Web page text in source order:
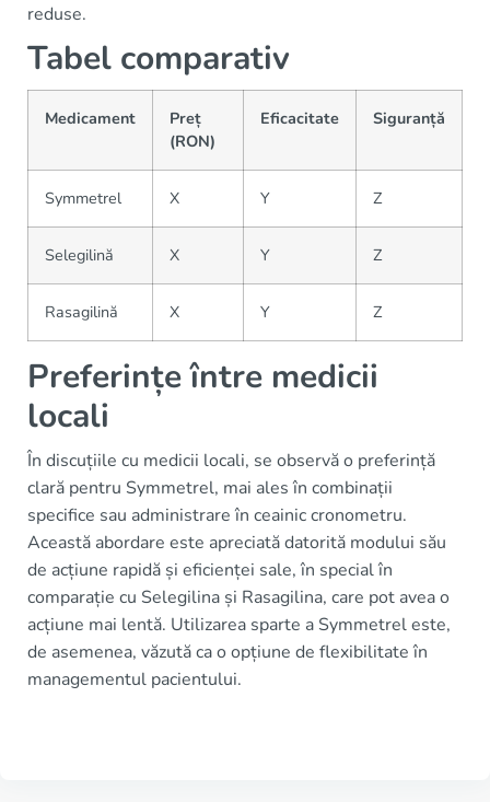
reduse.
Tabel comparativ
Medicament
Preț
(RON)
Eficacitate Siguranță
Symmetrel X Y Z
Selegilină X Y Z
Rasagilină X Y Z
Preferințe între medicii
locali
În discuțiile cu medicii locali, se observă o preferință
clară pentru Symmetrel, mai ales în combinații
specifice sau administrare în ceainic cronometru.
Această abordare este apreciată datorită modului său
de acțiune rapidă și eficienței sale, în special în
comparație cu Selegilina și Rasagilina, care pot avea o
acțiune mai lentă. Utilizarea sparte a Symmetrel este,
de asemenea, văzută ca o opțiune de flexibilitate în
managementul pacientului.